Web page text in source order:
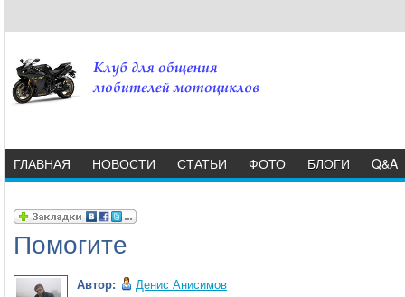
ГЛАВНАЯ НОВОСТИ СТАТЬИ ФОТО БЛОГИ Q&A
Помогите
Автор:
Денис Анисимов